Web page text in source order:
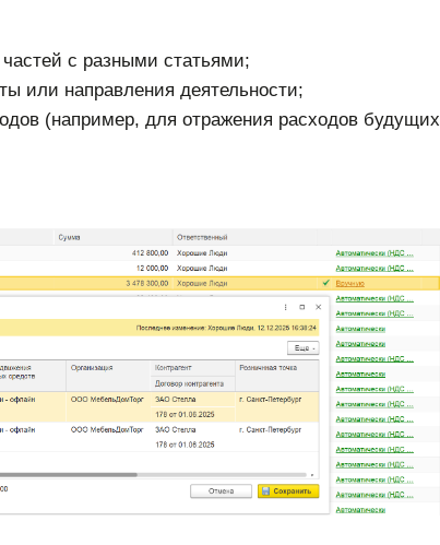
с разными статьями;
или направления деятельности;
(например, для отражения расходов будущих